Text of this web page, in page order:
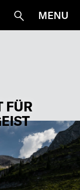
Suche
MENU
FÜR